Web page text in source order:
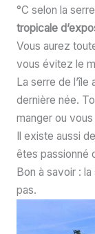
°C selon la
tropicale
Vous aurez
vous évitez le
La serre de
dernière née.
manger ou
Il existe aussi
êtes passionné
Bon à savoir :
pas.